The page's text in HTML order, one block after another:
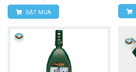
ĐẶT MUA